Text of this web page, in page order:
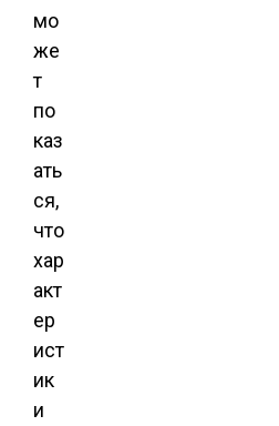
мо
же
т
по
каз
ать
ся,
что
хар
акт
ер
ист
ик
и